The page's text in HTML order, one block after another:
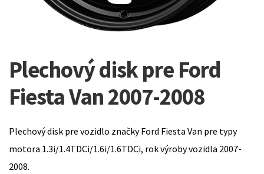
Plechový disk pre Ford
Fiesta Van 2007-2008
Plechový disk pre vozidlo značky Ford Fiesta Van pre typy
motora 1.3i/1.4TDCi/1.6i/1.6TDCi, rok výroby vozidla 2007-
2008.